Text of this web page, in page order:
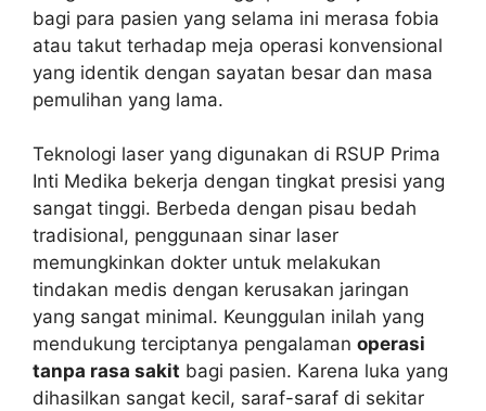
bagi para pasien yang selama ini merasa fobia
atau takut terhadap meja operasi konvensional
yang identik dengan sayatan besar dan masa
pemulihan yang lama.
Teknologi laser yang digunakan di RSUP Prima
Inti Medika bekerja dengan tingkat presisi yang
sangat tinggi. Berbeda dengan pisau bedah
tradisional, penggunaan sinar laser
memungkinkan dokter untuk melakukan
tindakan medis dengan kerusakan jaringan
yang sangat minimal. Keunggulan inilah yang
mendukung terciptanya pengalaman operasi
tanpa rasa sakit bagi pasien. Karena luka yang
dihasilkan sangat kecil, saraf-saraf di sekitar